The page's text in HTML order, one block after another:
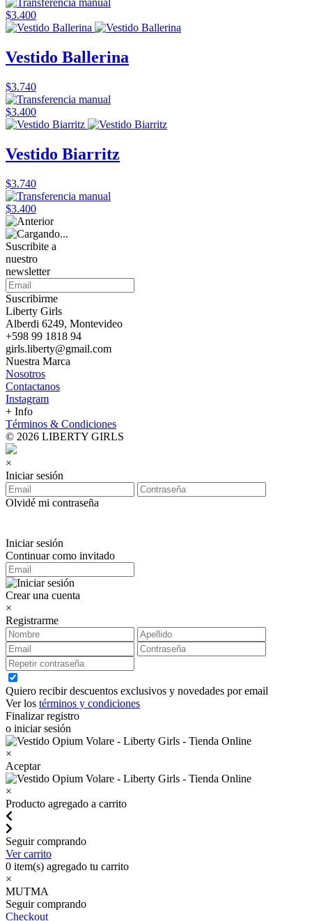
$3.400
Vestido Ballerina
$3.740
$3.400
Vestido Biarritz
$3.740
$3.400
Suscribite a
nuestro
newsletter
Suscribirme
Liberty Girls
Alberdi 6249, Montevideo
+598 99 1818 94
girls.liberty@gmail.com
Nuestra Marca
Nosotros
Contactanos
Instagram
+ Info
Términos & Condiciones
© 2026 LIBERTY GIRLS
×
Iniciar sesión
Olvidé mi contraseña
Iniciar sesión
Continuar como invitado
Crear una cuenta
×
Registrarme
Quiero recibir descuentos exclusivos y novedades por email
Ver los términos y condiciones
Finalizar registro
o iniciar sesión
×
Aceptar
×
Producto agregado a carrito
Seguir comprando
Ver carrito
0 item(s) agregado tu carrito
×
MUTMA
Seguir comprando
Checkout